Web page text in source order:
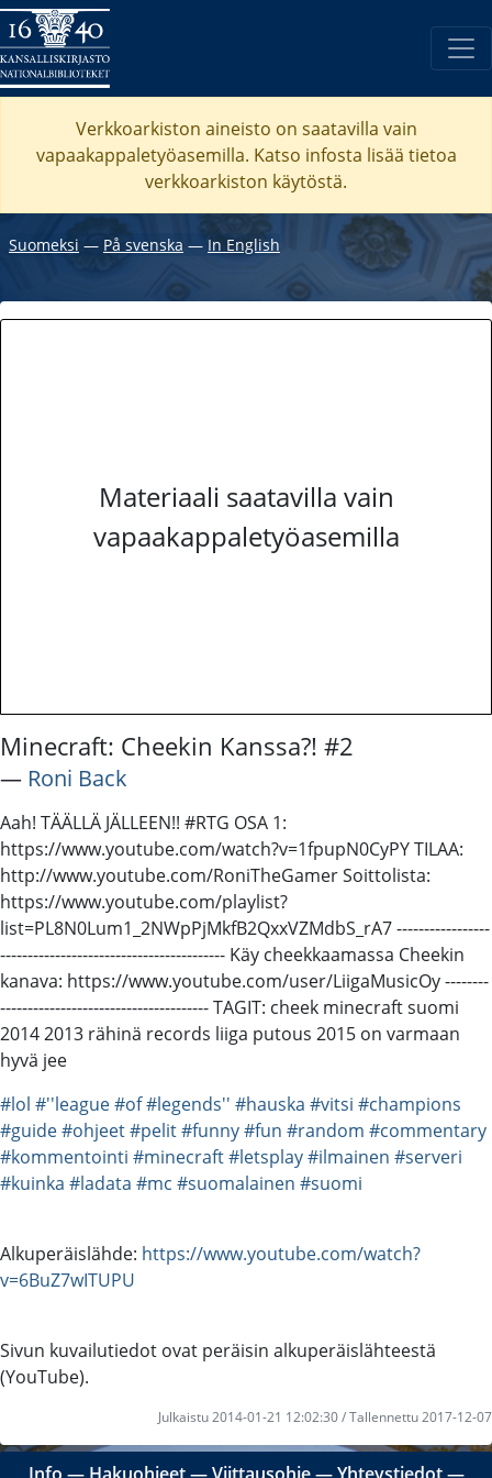
Verkkoarkiston aineisto on saatavilla vain
vapaakappaletyöasemilla. Katso infosta lisää tietoa
verkkoarkiston käytöstä.
Suomeksi ― På svenska ― In English
Materiaali saatavilla vain
vapaakappaletyöasemilla
Minecraft: Cheekin Kanssa?! #2
― Roni Back
Aah! TÄÄLLÄ JÄLLEEN!! #RTG OSA 1:
https://www.youtube.com/watch?v=1fpupN0CyPY TILAA:
http://www.youtube.com/RoniTheGamer Soittolista:
https://www.youtube.com/playlist?
list=PL8N0Lum1_2NWpPjMkfB2QxxVZMdbS_rA7 -----------------
----------------------------------------- Käy cheekkaamassa Cheekin
kanava: https://www.youtube.com/user/LiigaMusicOy --------
-------------------------------------- TAGIT: cheek minecraft suomi
2014 2013 rähinä records liiga putous 2015 on varmaan
hyvä jee
#lol #''league#of#legends'' #hauska #vitsi #champions
#guide#ohjeet#pelit#funny#fun #random #commentary
#kommentointi #minecraft#letsplay#ilmainen #serveri
#kuinka #ladata #mc #suomalainen #suomi
Alkuperäislähde: https://www.youtube.com/watch?
v=6BuZ7wITUPU
Sivun kuvailutiedot ovat peräisin alkuperäislähteestä
(YouTube).
Julkaistu 2014-01-21 12:02:30 / Tallennettu 2017-12-07